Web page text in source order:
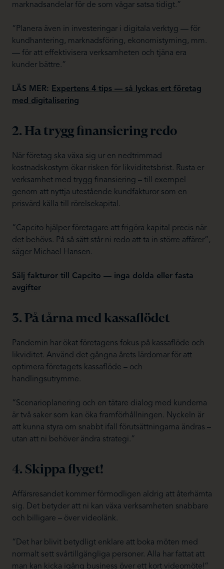
marknadsandelar för de som vågar satsa tidigt.”
“Planera även in investeringar i digitala verktyg — för
kundhantering, marknadsföring, ekonomistyrning, mm.
— för att effektivisera verksamheten och tjäna era
kunder bättre.”
LÄS MER: Expertens 4 tips — så lyckas ert företag
med digitalisering
2. Ha trygg finansiering redo
När företag ska växa sig ur en nedtrimmad
kostnadskostym ökar risken för likviditetsbrist. Rusta er
verksamhet med trygg finansiering – till exempel
genom att nyttja utestående kundfakturor som en
prisvärd källa till rörelsekapital.
“Capcito hjälper företagare att frigöra kapital precis när
det behövs. På så sätt står ni redo att ta in större affärer”,
säger Michael Hansen.
Sälj fakturor till Capcito — inga dolda eller fasta
avgifter
3. På tårna med kassaflödet
Pandemin har ökat företagens fokus på kassaflöde och
likviditet. Använd det gångna årets lärdomar för att
optimera företagets kassaflöde – och
handlingsutrymme.
“Scenarioplanering och en tätare dialog med kunderna
är två saker som kan öka framförhållningen. Nyckeln är
att kunna styra om snabbt ifall förutsättningarna ändras –
utan att ni behöver ändra strategi.”
4. Skippa flyget!
Affärsresandet kommer förmodligen aldrig att återhämta
sig. Det betyder att ni kan växa verksamheten snabbare
och billigare – över videolänk.
“Det har blivit betydligt enklare att boka möten med
normalt sett svårtillgängliga personer. Alla har fattat att
man kan kicka igång business över ett kort videomöte!”